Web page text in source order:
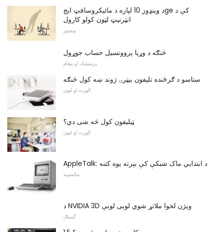
د وینډوز 10 لپاره د مائیکروسافټ ایجge کې د
انټرنیټ لټون کولو کارول
وینډوز
څنګه د وړیا پروونسیل حساب جوړول
برېښلیک او پیغام
ستاسو د ګرځنده تلیفون بیټرۍ ژوند ښه کول څنګه
ګورت او لټون
ټیلیفون کول څه شی دي؟
ګورت او لټون
AppleTalk: د ابتدايي ماک شبکې کې بېرته یوه کتنه
مکسونه
د NVIDIA 3D ویژن لخوا ملاتړ شوي لوبی لوبې
گیمنګ